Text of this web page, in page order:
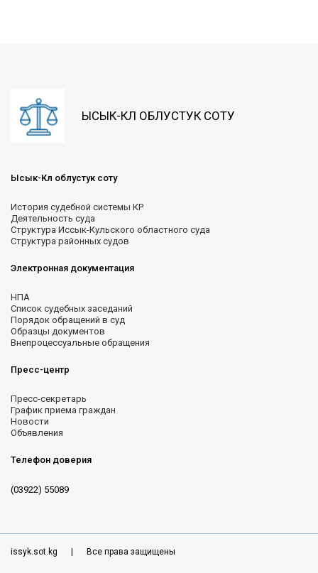
ЫСЫК-КӨЛ ОБЛУСТУК СОТУ
Ысык-Көл облустук соту
История судебной системы КР
Деятельность суда
Структура Иссык-Кульского областного суда
Структура районных судов
Электронная документация
НПА
Список судебных заседаний
Порядок обращений в суд
Образцы документов
Внепроцессуальные обращения
Пресс-центр
Пресс-секретарь
График приема граждан
Новости
Объявления
Телефон доверия
(03922) 55089
issyk.sot.kg Все права защищены